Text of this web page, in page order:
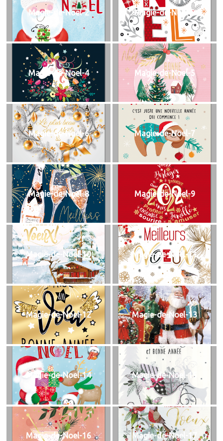
Magie-de-Noel-2 Magie-de-Noel-3
Magie-de-Noel-4 Magie-de-Noel-5
Magie-de-Noel-6 Magie-de-Noel-7
Magie-de-Noel-8 Magie-de-Noel-9
Magie-de-Noel-10 Magie-de-Noel-11
Magie-de-Noel-12 Magie-de-Noel-13
Magie-de-Noel-14 Magie-de-Noel-15
Magie-de-Noel-16 Magie-de-Noel-17